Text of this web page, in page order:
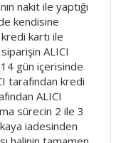
nakit ile yaptığı
kendisine
kartı ile
ALICI
gün içerisinde
tarafından kredi
ALICI
sürecin 2 ile 3
iadesinden